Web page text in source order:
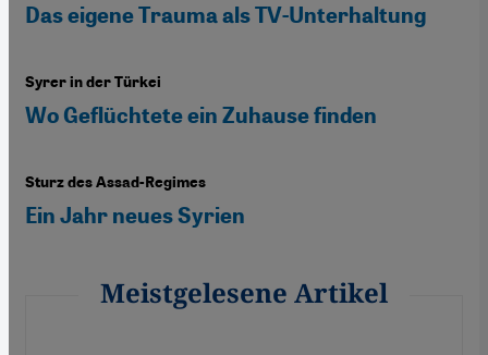
Das eigene Trauma als TV-Unterhaltung
Syrer in der Türkei
Wo Geflüchtete ein Zuhause finden
Sturz des Assad-Regimes
Ein Jahr neues Syrien
Meistgelesene Artikel